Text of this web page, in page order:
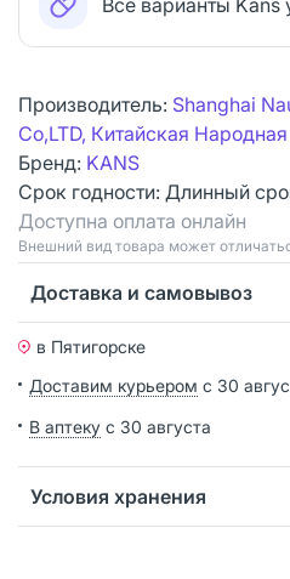
Производитель: Shanghai
Co,LTD, Китайская
Бренд: KANS
Срок годности: Длинный
Доступна оплата онлайн
Bнешний вид товара может
Доставка и самовывоз
в Пятигорске
Доставим курьером с 30
В аптеку с 30 августа
Условия хранения